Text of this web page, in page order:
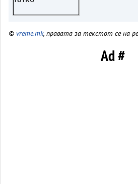
© vreme.mk, правата за текстот се на
Ad #